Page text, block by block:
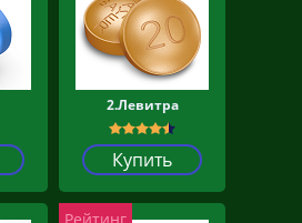
2.Левитра
Купить